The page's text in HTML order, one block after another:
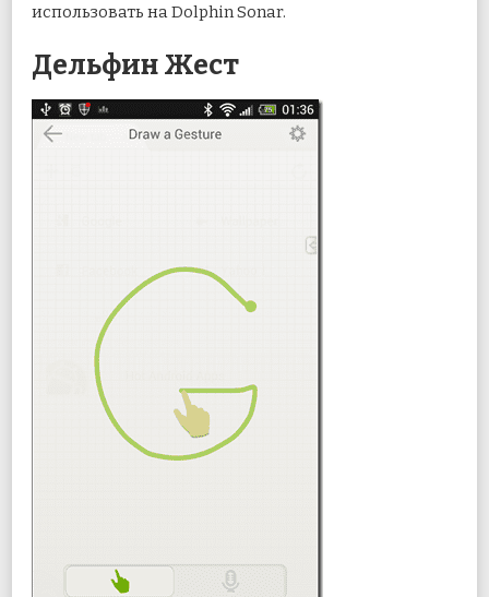
использовать на Dolphin Sonar.
Дельфин Жест